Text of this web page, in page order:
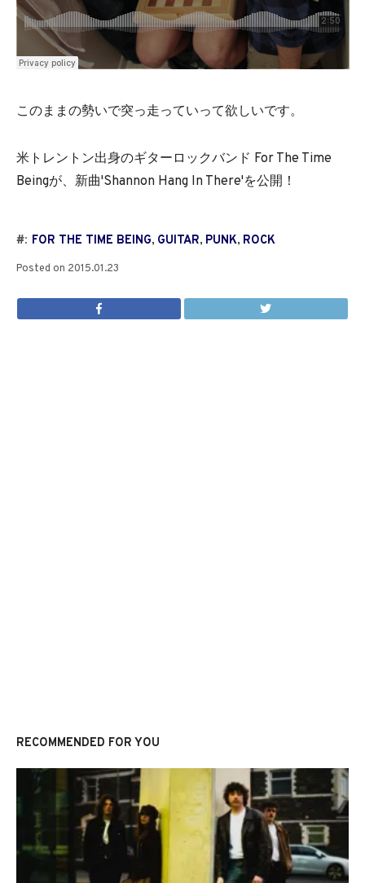
このままの勢いで突っ走っていって欲しいです。
米トレントン出身のギターロックバンド For The Time
Beingが、新曲'Shannon Hang In There'を公開！
#: FOR THE TIME BEING, GUITAR, PUNK, ROCK
Posted on 2015.01.23
RECOMMENDED FOR YOU